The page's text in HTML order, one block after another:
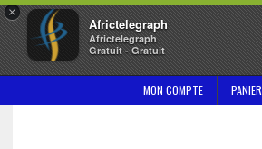
×
Africtelegraph
Africtelegraph
Gratuit - Gratuit
MON COMPTE PANIER